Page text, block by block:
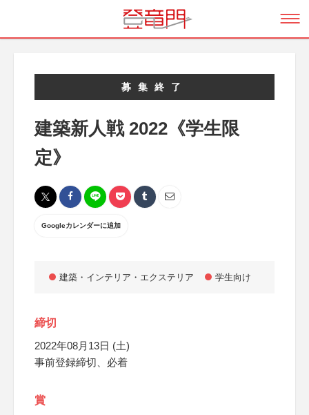
募集終了
建築新人戦 2022《学生限
定》
Googleカレンダーに追加
建築・インテリア・エクステリア 学生向け
締切
2022年08月13日 (土)
事前登録締切、必着
賞